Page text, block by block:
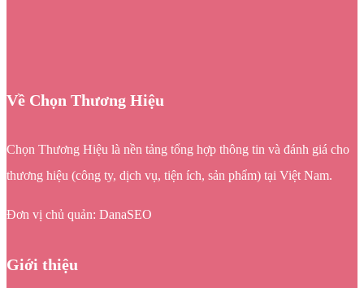
Về Chọn Thương Hiệu
Chọn Thương Hiệu là nền tảng tổng hợp thông tin và đánh giá cho
thương hiệu (công ty, dịch vụ, tiện ích, sản phẩm) tại Việt Nam.
Đơn vị chủ quản: DanaSEO
Giới thiệu